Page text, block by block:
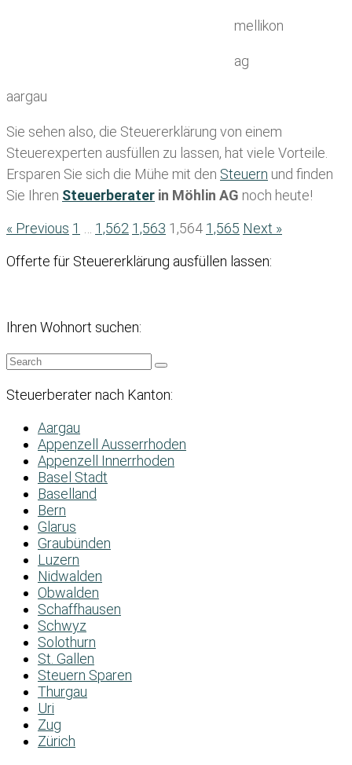
mellikon
ag
aargau
Sie sehen also, die Steuererklärung von einem
Steuerexperten ausfüllen zu lassen, hat viele Vorteile.
Ersparen Sie sich die Mühe mit den Steuern und finden
Sie Ihren Steuerberater in Möhlin AG noch heute!
« Previous 1 … 1,562 1,563 1,564 1,565 Next »
Offerte für Steuererklärung ausfüllen lassen:
Ihren Wohnort suchen:
Steuerberater nach Kanton:
Aargau
Appenzell Ausserrhoden
Appenzell Innerrhoden
Basel Stadt
Baselland
Bern
Glarus
Graubünden
Luzern
Nidwalden
Obwalden
Schaffhausen
Schwyz
Solothurn
St. Gallen
Steuern Sparen
Thurgau
Uri
Zug
Zürich